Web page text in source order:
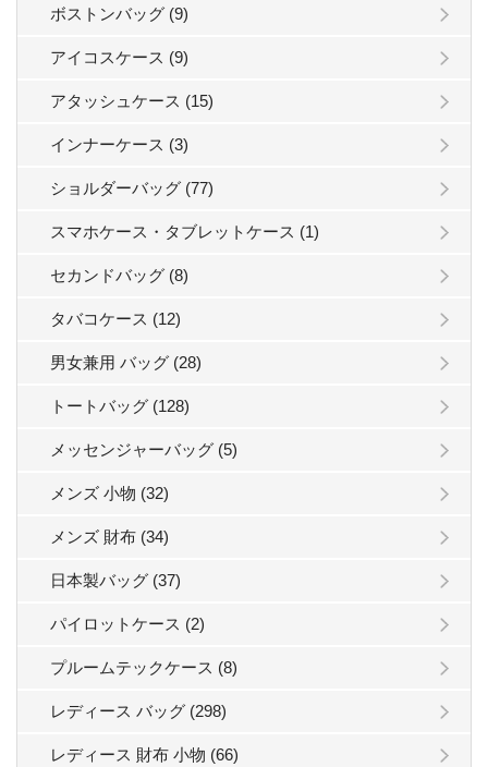
ボストンバッグ (9)
アイコスケース (9)
アタッシュケース (15)
インナーケース (3)
ショルダーバッグ (77)
スマホケース・タブレットケース (1)
セカンドバッグ (8)
タバコケース (12)
男女兼用 バッグ (28)
トートバッグ (128)
メッセンジャーバッグ (5)
メンズ 小物 (32)
メンズ 財布 (34)
日本製バッグ (37)
パイロットケース (2)
プルームテックケース (8)
レディース バッグ (298)
レディース 財布 小物 (66)